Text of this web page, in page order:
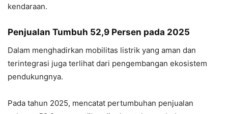
kendaraan.
Penjualan Tumbuh 52,9 Persen pada 2025
Dalam menghadirkan mobilitas listrik yang aman dan
terintegrasi juga terlihat dari pengembangan ekosistem
pendukungnya.
Pada tahun 2025, mencatat pertumbuhan penjualan